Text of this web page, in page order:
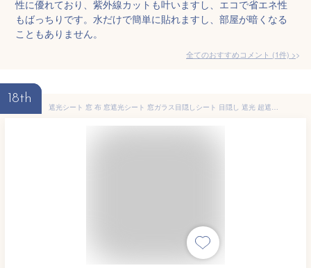
性に優れており、紫外線カットも叶いますし、エコで省エネ性
もばっちりです。水だけで簡単に貼れますし、部屋が暗くなる
こともありません。
全てのおすすめコメント (1件) >
18th
遮光シート 窓 布 窓遮光シート 窓ガラス目隠しシート 目隠し 遮光 超遮光シート 日よけシート 日差し・西日対策 窓ガラス 420dオックスフォード 遮熱 UVカット 紫外線カット 防水 目隠しシート 貼付簡単 浴室 風呂場 ガラス (01黒-1.45x1M)